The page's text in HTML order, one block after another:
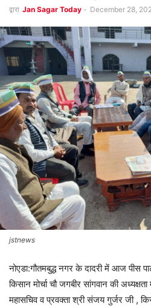
द्वारा Jan Sagar Today - December 28,
jstnews
नोएडा:गौतमबुद्ध नगर के दादरी में आज पीस
किसान मोर्चा चौ जगबीर सांगवान की
महासचिव व प्रवक्ता श्री संजय गुर्जर जी ,